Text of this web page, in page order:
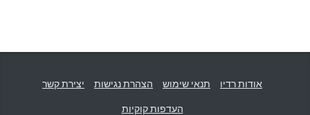
אודות רדיו תנאי שימוש הצהרת נגישות יצירת קשר
העדפות קוקיות